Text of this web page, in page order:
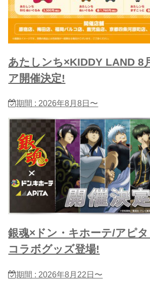
あたしンち×KIDDY LAND 8
ア開催決定!
期間 : 2026年8月8日〜
銀魂×ドン・キホーテ/アピ
コラボグッズ登場!
期間 : 2026年8月22日〜